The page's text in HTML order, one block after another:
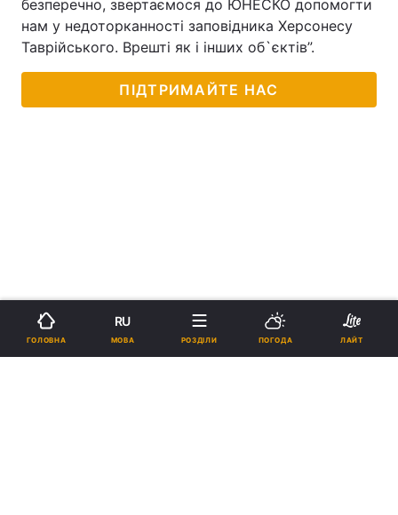
безперечно, звертаємося до ЮНЕСКО допомогти
нам у недоторканності заповідника Херсонесу
Таврійського. Врешті як і інших об`єктів”.
ПІДТРИМАЙТЕ НАС
ГОЛОВНА
RU
МОВА РОЗДІЛИ ПОГОДА ЛАЙТ